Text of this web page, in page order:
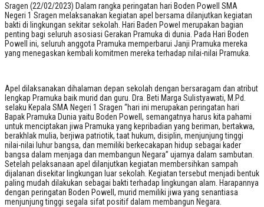
Sragen (22/02/2023) Dalam rangka peringatan hari Boden Powell SMA
Negeri 1 Sragen melaksanakan kegiatan apel bersama dilanjutkan kegiatan
bakti di lingkungan sekitar sekolah. Hari Baden Powel merupakan bagian
penting bagi seluruh asosiasi Gerakan Pramuka di dunia. Pada Hari Boden
Powell ini, seluruh anggota Pramuka memperbarui Janji Pramuka mereka
yang menegaskan kembali komitmen mereka terhadap nilai-nilai Pramuka.
Apel dilaksanakan dihalaman depan sekolah dengan bersaragam dan atribut
lengkap Pramuka baik murid dan guru. Dra. Beti Marga Sulistyawati, M.Pd.
selaku Kepala SMA Negeri 1 Sragen “hari ini merupakan peringatan hari
Bapak Pramuka Dunia yaitu Boden Powell, semangatnya harus kita pahami
untuk menciptakan jiwa Pramuka yang kepribadian yang beriman, bertakwa,
berakhlak mulia, berjiwa patriotik, taat hukum, disiplin, menjunjung tinggi
nilai-nilai luhur bangsa, dan memiliki berkecakapan hidup sebagai kader
bangsa dalam menjaga dan membangun Negara” ujarnya dalam sambutan.
Setelah pelaksanaan apel dilanjutkan kegiatan membersihkan sampah
dijalanan disekitar lingkungan luar sekolah. Kegiatan tersebut menjadi bentuk
paling mudah dilakukan sebagai bakti terhadap lingkungan alam. Harapannya
dengan peringatan Boden Powell, murid memiliki jiwa yang senantiasa
menjunjung tinggi segala sifat positif dalam membangun Negara.